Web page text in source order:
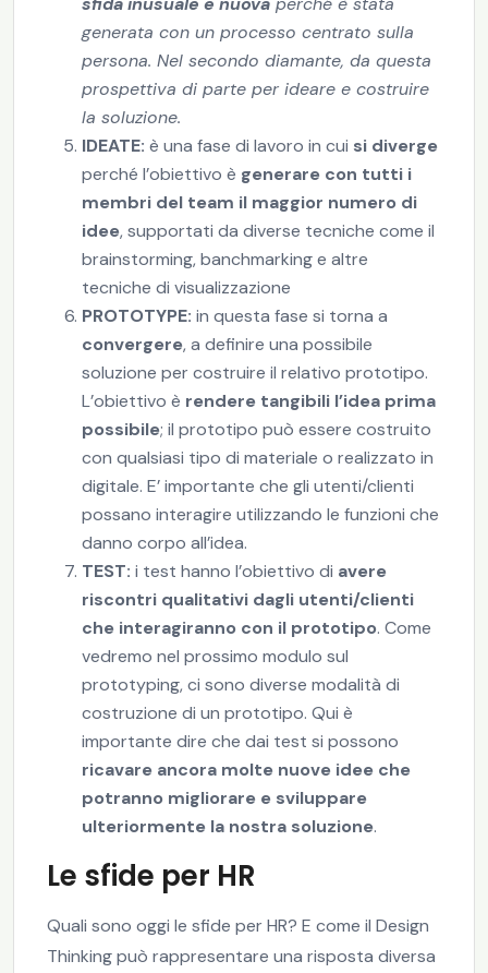
generata con un processo centrato sulla
persona. Nel secondo diamante, da questa
prospettiva di parte per ideare e costruire
la soluzione.
IDEATE: è una fase di lavoro in cui si diverge
perché l’obiettivo è generare con tutti i
membri del team il maggior numero di
idee, supportati da diverse tecniche come il
brainstorming, banchmarking e altre
tecniche di visualizzazione
PROTOTYPE: in questa fase si torna a
convergere, a definire una possibile
soluzione per costruire il relativo prototipo.
L’obiettivo è rendere tangibili l’idea prima
possibile; il prototipo può essere costruito
con qualsiasi tipo di materiale o realizzato in
digitale. E’ importante che gli utenti/clienti
possano interagire utilizzando le funzioni che
danno corpo all’idea.
TEST: i test hanno l’obiettivo di avere
riscontri qualitativi dagli utenti/clienti
che interagiranno con il prototipo. Come
vedremo nel prossimo modulo sul
prototyping, ci sono diverse modalità di
costruzione di un prototipo. Qui è
importante dire che dai test si possono
ricavare ancora molte nuove idee che
potranno migliorare e sviluppare
ulteriormente la nostra soluzione.
Le sfide per HR
Quali sono oggi le sfide per HR? E come il Design
Thinking può rappresentare una risposta diversa